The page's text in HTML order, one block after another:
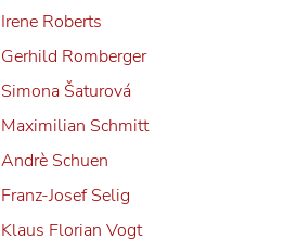
Irene Roberts
Gerhild Romberger
Simona Šaturová
Maximilian Schmitt
Andrè Schuen
Franz-Josef Selig
Klaus Florian Vogt